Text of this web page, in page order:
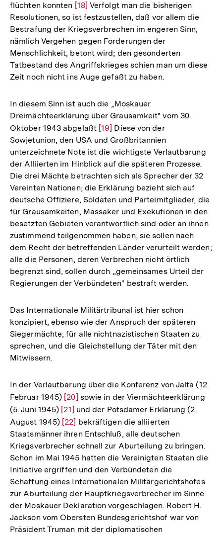
flüchten konnten Zur
Auflösung
der
Fußnote
[18] Verfolgt man die bisherigen
Resolutionen, so ist festzustellen, daß vor allem die
Bestrafung der Kriegsverbrechen im engeren Sinn,
nämlich Vergehen gegen Forderungen der
Menschlichkeit, betont wird; den gesonderten
Tatbestand des Angriffskrieges schien man um diese
Zeit noch nicht ins Auge gefaßt zu haben.
In diesem Sinn ist auch die „Moskauer
Dreimächteerklärung über Grausamkeit" vom 30.
Oktober 1943 abgelaßt Zur
Auflösung
der
Fußnote
[19] Diese von der
Sowjetunion, den USA und Großbritannien
unterzeichnete Note ist die wichtigste Verlautbarung
der Alliierten im Hinblick auf die späteren Prozesse.
Die drei Mächte betrachten sich als Sprecher der 32
Vereinten Nationen; die Erklärung bezieht sich auf
deutsche Offiziere, Soldaten und Parteimitglieder, die
für Grausamkeiten, Massaker und Exekutionen in den
besetzten Gebieten verantwortlich sind oder an ihnen
zustimmend teilgenommen haben; sie sollen nach
dem Recht der betreffenden Länder verurteilt werden;
alle die Personen, deren Verbrechen nicht örtlich
begrenzt sind, sollen durch „gemeinsames Urteil der
Regierungen der Verbündeten" bestraft werden.
Das Internationale Militärtribunal ist hier schon
konzipiert, ebenso wie der Anspruch der späteren
Siegermächte, für alle nichtnazistischen Staaten zu
sprechen, und die Gleichstellung der Täter mit den
Mitwissern.
In der Verlautbarung über die Konferenz von Jalta (12.
Februar 1945) Zur
Auflösung
der
Fußnote
[20] sowie in der Viermächteerklärung
(5. Juni 1945) Zur
Auflösung
der
Fußnote
[21] und der Potsdamer Erklärung (2.
August 1945) Zur
Auflösung
der
Fußnote
[22] bekräftigen die alliierten
Staatsmänner ihren Entschluß, alle deutschen
Kriegsverbrecher schnell zur Aburteilung zu bringen.
Schon im Mai 1945 hatten die Vereinigten Staaten die
Initiative ergriffen und den Verbündeten die
Schaffung eines Internationalen Militärgerichtshofes
zur Aburteilung der Hauptkriegsverbrecher im Sinne
der Moskauer Deklaration vorgeschlagen. Robert H.
Jackson vom Obersten Bundesgerichtshof war von
Präsident Truman mit der diplomatischen